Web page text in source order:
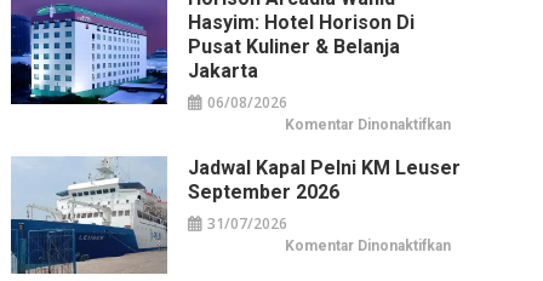
Hasyim: Hotel Horison Di
Pusat Kuliner & Belanja
Jakarta
06/08/2026
Komentar Dinonaktifkanpada
Wahid
Kuliner
Jadwal Kapal Pelni KM Leuser
September 2026
31/07/2026
Komentar Dinonaktifkanpada